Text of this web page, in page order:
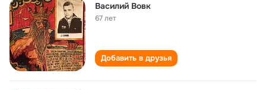
Василий Вовк
67 лет
Добавить в друзья